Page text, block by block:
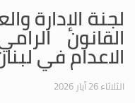
لجنة الإدارة
القانون
الاعدام في
الثلاثاء 26 أيار 2026